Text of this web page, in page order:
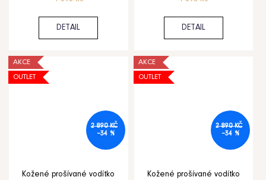
DETAIL DETAIL
AKCE
OUTLET
2 890 KČ
–34 %
Kožené prošívané vodítko
AKCE
OUTLET
2 890 KČ
–34 %
Kožené prošívané vodítko